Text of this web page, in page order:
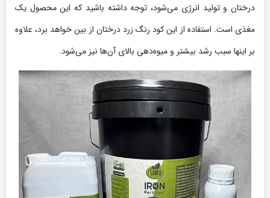
درختان و تولید انرژی می‌شود، توجه داشته باشید که این محصول یک
مغذی است. استفاده از این کود رنگ زرد درختان از بین خواهد برد، علاوه
بر اینها سبب رشد بیشتر و میوه‌دهی بالای آن‌ها نیز می‌شود.